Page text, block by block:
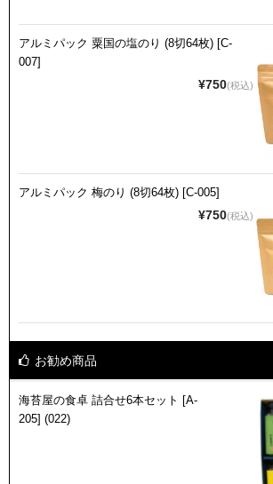
アルミパック 粟国の塩のり (8切64枚) [C-
007]
¥750(税込)
アルミパック 梅のり (8切64枚) [C-005]
¥750(税込)
お勧め商品
海苔屋の食卓 詰合せ6本セット [A-
205] (022)